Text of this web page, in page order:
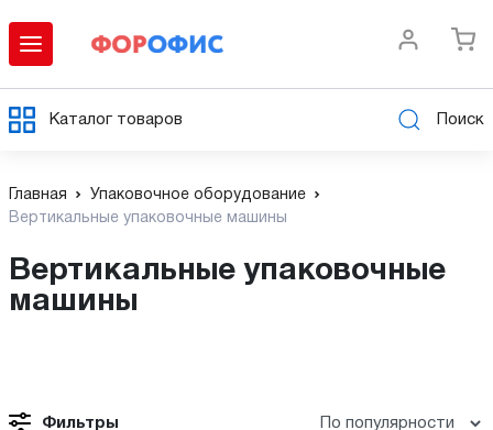
Каталог товаров Поиск
Главная
Упаковочное оборудование
Вертикальные упаковочные машины
Вертикальные упаковочные
машины
Фильтры